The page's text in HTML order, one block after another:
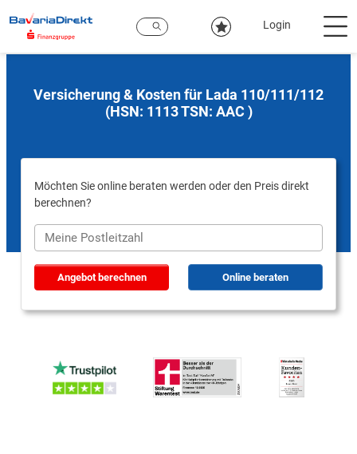
Hauptinhalt
Login
Versicherung & Kosten für Lada 110/111/112
(HSN: 1113 TSN: AAC )
Möchten Sie online beraten werden oder den Preis direkt
berechnen?
Angebot berechnen Online beraten